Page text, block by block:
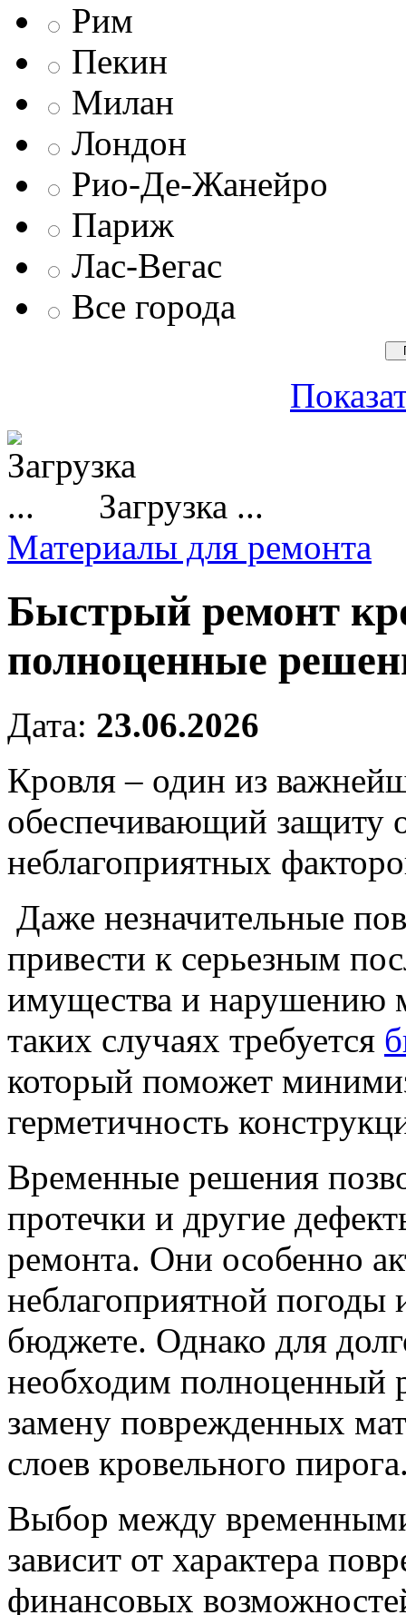
Рим
Пекин
Милан
Лондон
Рио-Де-Жанейро
Париж
Лас-Вегас
Все города
Загрузка ...
Материалы для ремонта
Быстрый ремонт
полноценные
Дата: 23.06.2026
Кровля – один из
обеспечивающий защиту
неблагоприятных
Даже незначительные
привести к серьезным
имущества и нарушению
таких случаях требуется
который поможет
герметичность
Временные решения
протечки и другие
ремонта. Они особенно
неблагоприятной
бюджете. Однако для
необходим
замену поврежденных
слоев кровельного
Выбор между
зависит от характера
финансовых